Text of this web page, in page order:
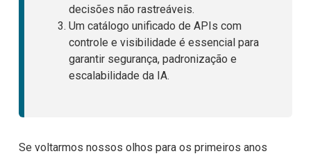
decisões não rastreáveis.
Um catálogo unificado de APIs com
controle e visibilidade é essencial para
garantir segurança, padronização e
escalabilidade da IA.
Se voltarmos nossos olhos para os primeiros anos